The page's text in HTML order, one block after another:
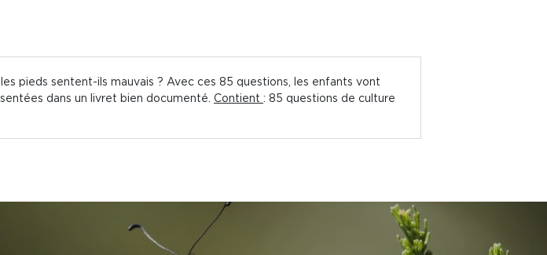
pieds sentent-ils mauvais ? Avec ces 85 questions, les enfants vont
dans un livret bien documenté. Contient : 85 questions de culture